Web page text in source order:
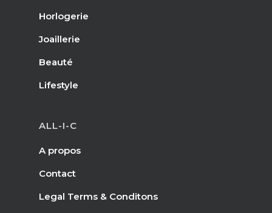
Horlogerie
Joaillerie
Beauté
Lifestyle
ALL-I-C
A propos
Contact
Legal Terms & Conditons